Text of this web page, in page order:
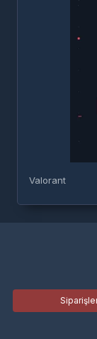
Valorant